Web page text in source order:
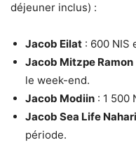
déjeuner inclus) :
Jacob Eilat : 600 NIS
Jacob Mitzpe Ramon
le week-end.
Jacob Modiin : 1 500
Jacob Sea Life
période.